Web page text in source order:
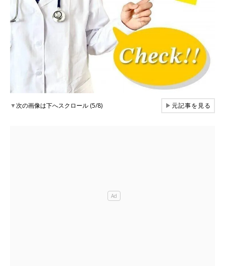
▼次の画像は下へスクロール (5/8) ▶元記事を見る